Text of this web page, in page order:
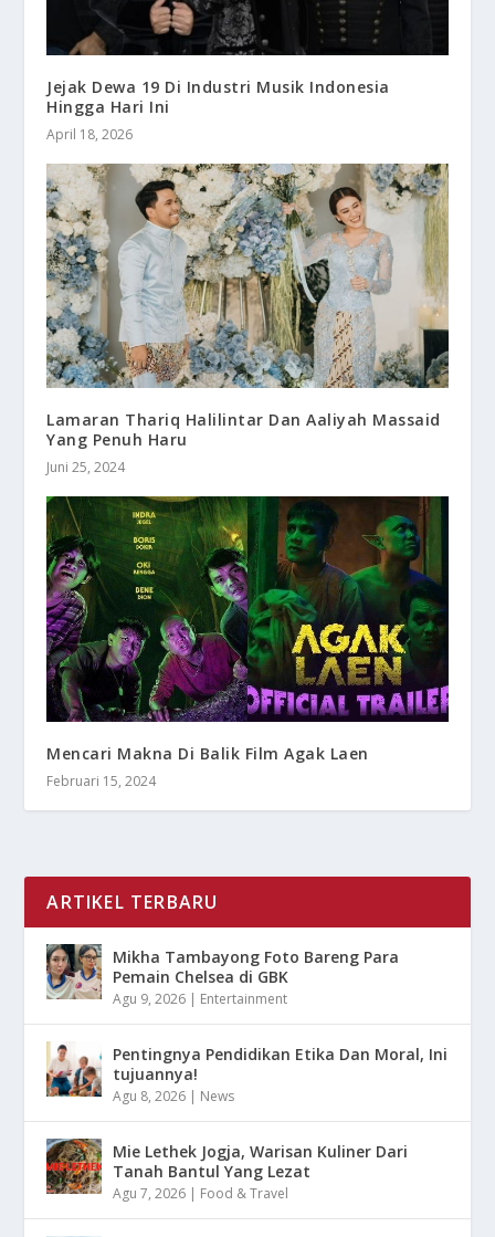
Jejak Dewa 19 Di Industri Musik Indonesia
Hingga Hari Ini
April 18, 2026
Lamaran Thariq Halilintar Dan Aaliyah Massaid
Yang Penuh Haru
Juni 25, 2024
Mencari Makna Di Balik Film Agak Laen
Februari 15, 2024
ARTIKEL TERBARU
Mikha Tambayong Foto Bareng Para
Pemain Chelsea di GBK
Agu 9, 2026 | Entertainment
Pentingnya Pendidikan Etika Dan Moral, Ini
tujuannya!
Agu 8, 2026 | News
Mie Lethek Jogja, Warisan Kuliner Dari
Tanah Bantul Yang Lezat
Agu 7, 2026 | Food & Travel